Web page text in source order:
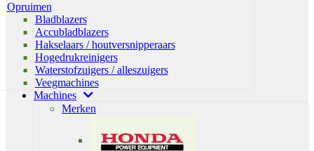
Opruimen
Bladblazers
Accubladblazers
Hakselaars / houtversnipperaars
Hogedrukreinigers
Waterstofzuigers / alleszuigers
Veegmachines
Machines
Merken